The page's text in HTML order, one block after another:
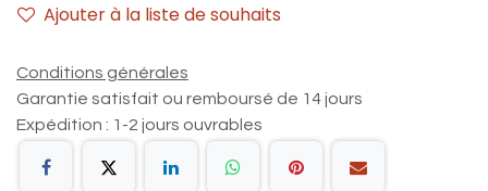
Ajouter à la liste de souhaits
Conditions générales
Garantie satisfait ou remboursé de 14 jours
Expédition : 1-2 jours ouvrables